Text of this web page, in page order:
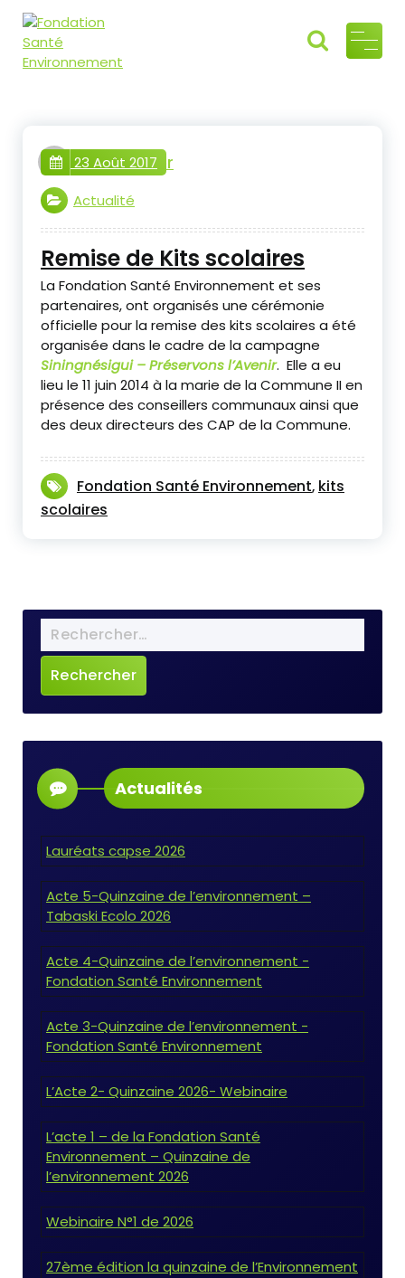
Santé
Environ
nement
l'héritage
commun"webmaster
23 Août 2017
Actualité
Remise de Kits scolaires
La Fondation Santé Environnement et ses
partenaires, ont organisés une cérémonie
officielle pour la remise des kits scolaires a été
organisée dans le cadre de la campagne
Siningnésigui – Préservons l’Avenir. Elle a eu
lieu le 11 juin 2014 à la marie de la Commune II en
présence des conseillers communaux ainsi que
des deux directeurs des CAP de la Commune.
Fondation Santé Environnement, kits
scolaires
Actualités
Lauréats capse 2026
Acte 5-Quinzaine de l’environnement –
Tabaski Ecolo 2026
Acte 4-Quinzaine de l’environnement -
Fondation Santé Environnement
Acte 3-Quinzaine de l’environnement -
Fondation Santé Environnement
L’Acte 2- Quinzaine 2026- Webinaire
L’acte 1 – de la Fondation Santé
Environnement – Quinzaine de
l’environnement 2026
Webinaire N°1 de 2026
27ème édition la quinzaine de l’Environnement